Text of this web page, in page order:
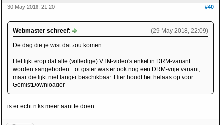
#40
30 May 2018, 21:20
(29 May 2018, 22:09)
Webmaster schreef:
De dag die je wist dat zou komen...
Het lijkt erop dat alle (volledige) VTM-video's enkel in DRM-variant
worden aangeboden. Tot gister was er ook nog een DRM-vrije variant,
maar die lijkt niet langer beschikbaar. Hier houdt het helaas op voor
GemistDownloader
is er echt niks meer aant te doen